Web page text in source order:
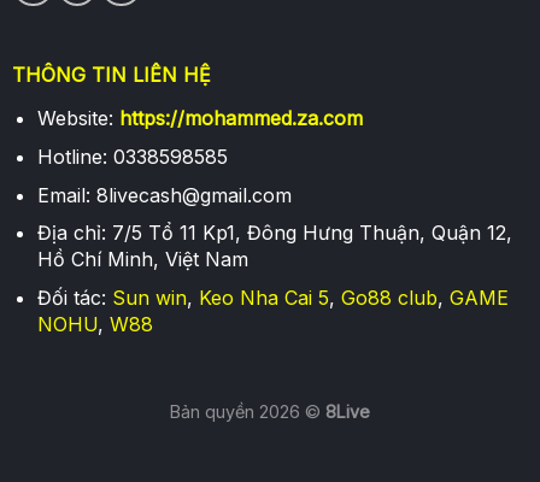
THÔNG TIN LIÊN HỆ
Website: https://mohammed.za.com
Hotline: 0338598585
Email: 8livecash@gmail.com
Địa chỉ: 7/5 Tổ 11 Kp1, Đông Hưng Thuận, Quận 12,
Hồ Chí Minh, Việt Nam
Đối tác: Sun win, Keo Nha Cai 5, Go88 club, GAME
NOHU, W88
Bản quyền 2026 © 8Live